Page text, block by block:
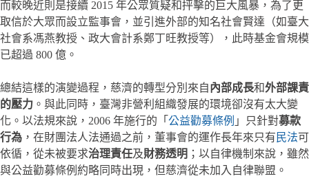
而較晚近則是接續 2015 年公眾質疑和抨擊的巨大風暴，為了更
取信於大眾而設立監事會，並引進外部的知名社會賢達（如臺大
社會系馮燕教授、政大會計系鄭丁旺教授等），此時基金會規模
已超過 800 億。
總結這樣的演變過程，慈濟的轉型分別來自內部成長和外部課責
的壓力 。與此同時，臺灣非營利組織發展的環境卻沒有太大變
化。以法規來說，2006 年施行的「 公益勸募條例 」只針對募款
行為 ，在財團法人法通過之前，董事會的運作長年來只有 民法可
依循，從未被要求治理責任及財務透明 ；以自律機制來說，雖然
與公益勸募條例約略同時出現，但慈濟從未加入自律聯盟。